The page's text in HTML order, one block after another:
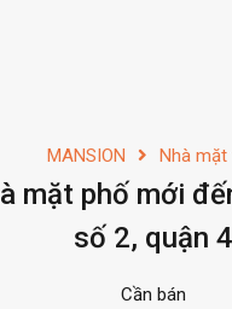
MANSION Nhà mặt
mặt phố mới
số 2, quận 4
Cần bán